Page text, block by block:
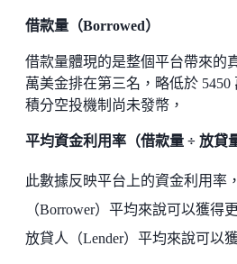
借款量（Borrowed）
借款量體現的是整個平台帶來的
萬美金排在第三名，略低於 5450
積分空投機制尚未發幣，
平均資金利用率（借款量 ÷ 放貸
此數據反映平台上的資金利用率
（Borrower）平均來說可以獲
放貸人（Lender）平均來說可以